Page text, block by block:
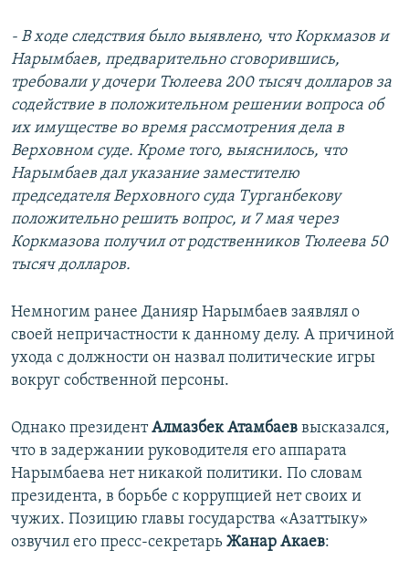
- В ходе следствия было выявлено, что Коркмазов и
Нарымбаев, предварительно сговорившись,
требовали у дочери Тюлеева 200 тысяч долларов за
содействие в положительном решении вопроса об
их имуществе во время рассмотрения дела в
Верховном суде. Кроме того, выяснилось, что
Нарымбаев дал указание заместителю
председателя Верховного суда Турганбекову
положительно решить вопрос, и 7 мая через
Коркмазова получил от родственников Тюлеева 50
тысяч долларов.
Немногим ранее Данияр Нарымбаев заявлял о
своей непричастности к данному делу. А причиной
ухода с должности он назвал политические игры
вокруг собственной персоны.
Однако президентАлмазбек Атамбаев высказался,
что в задержании руководителя его аппарата
Нарымбаева нет никакой политики. По словам
президента, в борьбе с коррупцией нет своих и
чужих. Позицию главы государства «Азаттыку»
озвучил его пресс-секретарь Жанар Акаев: